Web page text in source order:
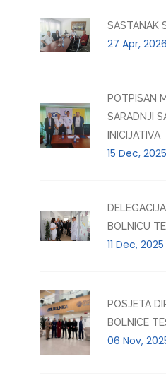
SASTANAK
27 Apr, 2026
POTPISAN
SARADNJI
INICIJATIVA
15 Dec, 2025
BOLNICU
11 Dec, 2025
POSJETA
BOLNICE
06 Nov,